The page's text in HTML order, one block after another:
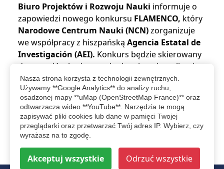
Biuro Projektów i Rozwoju Nauki informuje o
zapowiedzi nowego konkursu FLAMENCO, który
Narodowe Centrum Nauki (NCN)zorganizuje
we współpracy z hiszpańską Agencia Estatal de
Investigación (AEI). Konkurs będzie skierowany
do zespołów badawczych planujących realizację
wspólnych polsko-hiszpańskich projektów z
zakresu badań…
czytaj więcej...
więcej wydarzeń
Nasza strona korzysta z technologii zewnętrznych.
Używamy **Google Analytics** do analizy ruchu,
osadzonej mapy **uMap (OpenStreetMap France)** oraz
odtwarzacza wideo **YouTube**. Narzędzia te mogą
zapisywać pliki cookies lub dane w pamięci Twojej
przeglądarki oraz przetwarzać Twój adres IP. Wybierz, czy
wyrażasz na to zgodę.
Akceptuj wszystkie Odrzuć wszystkie